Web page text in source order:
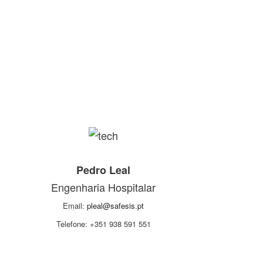
Pedro Leal
Engenharia Hospitalar
Email: pleal@safesis.pt
Telefone: +351 938 591 551